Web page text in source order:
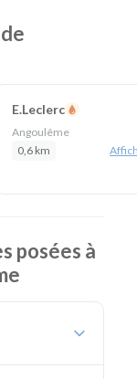
E.Leclerc
Angoulême
0,6 km
posées à